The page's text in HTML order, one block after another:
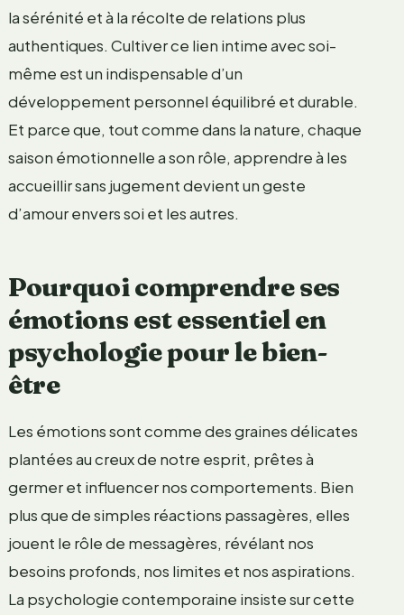
la sérénité et à la récolte de relations plus
authentiques. Cultiver ce lien intime avec soi-
même est un indispensable d’un
développement personnel équilibré et durable.
Et parce que, tout comme dans la nature, chaque
saison émotionnelle a son rôle, apprendre à les
accueillir sans jugement devient un geste
d’amour envers soi et les autres.
Pourquoi comprendre ses
émotions est essentiel en
psychologie pour le bien-
être
Les émotions sont comme des graines délicates
plantées au creux de notre esprit, prêtes à
germer et influencer nos comportements. Bien
plus que de simples réactions passagères, elles
jouent le rôle de messagères, révélant nos
besoins profonds, nos limites et nos aspirations.
La psychologie contemporaine insiste sur cette